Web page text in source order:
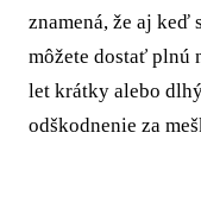
znamená, že aj keď
môžete dostať plnú
let krátky alebo
odškodnenie za